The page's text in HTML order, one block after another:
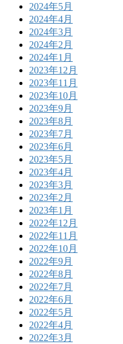
2024年5月
2024年4月
2024年3月
2024年2月
2024年1月
2023年12月
2023年11月
2023年10月
2023年9月
2023年8月
2023年7月
2023年6月
2023年5月
2023年4月
2023年3月
2023年2月
2023年1月
2022年12月
2022年11月
2022年10月
2022年9月
2022年8月
2022年7月
2022年6月
2022年5月
2022年4月
2022年3月